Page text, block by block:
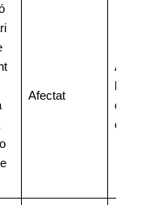
Afectat
Aportació
la
de